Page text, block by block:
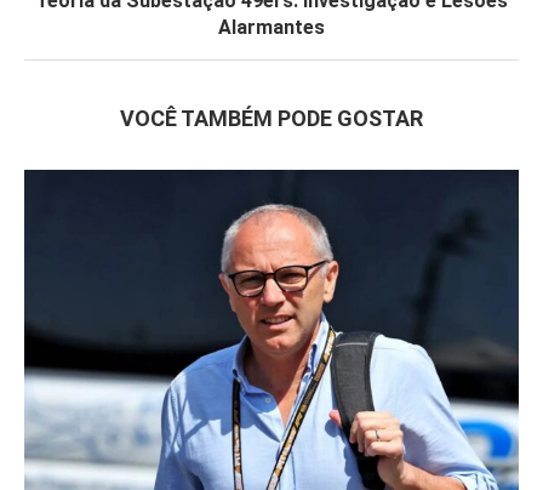
Alarmantes
VOCÊ TAMBÉM PODE GOSTAR